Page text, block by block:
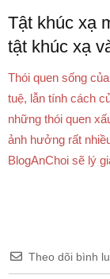
Tật khúc xạ
tật khúc xạ
Thói quen sống
tuệ, lẫn tính cách
những thói quen
ảnh hưởng rất
BlogAnChoi sẽ lý
Theo dõi bình